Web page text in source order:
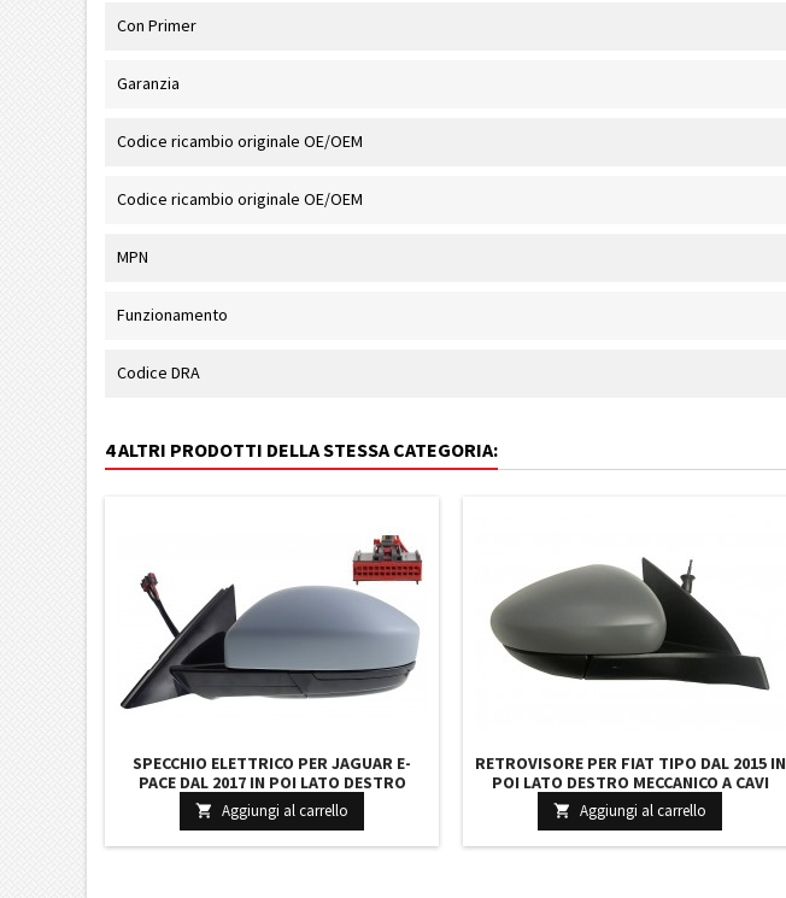
Con Primer
Garanzia
Codice ricambio originale OE/OEM
Codice ricambio originale OE/OEM
MPN
Funzionamento
Codice DRA
4 ALTRI PRODOTTI DELLA STESSA CATEGORIA:
SPECCHIO ELETTRICO PER JAGUAR E-
PACE DAL 2017 IN POI LATO DESTRO
ELETTRICO RIPIEGABILE RISCALDATO
CON PRIMER C/MEMORIA FANALI
 Aggiungi al carrello
RETROVISORE PER FIAT TIPO DAL 2015 IN
POI LATO DESTRO MECCANICO A CAVI
CROMATO CON PRIMER CON SENSORE
TEMPERATURA
 Aggiungi al carrello